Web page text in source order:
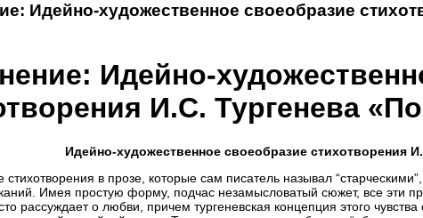
Идейно-художественное своеобразие
Идейно-
И.С. Тургенева
Идейно-художественное своеобразие стихотворения
стихотворения в прозе, которые сам писатель называл
Имея простую форму, подчас незамысловатый сюжет, все эти
рассуждает о любви, причем тургеневская концепция этого